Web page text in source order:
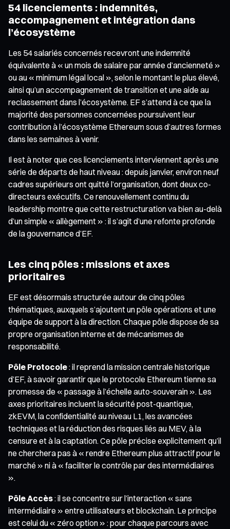
54 licenciements : indemnités,
accompagnement et intégration dans
l’écosystème
Les 54 salariés concernés recevront une indemnité
équivalente à « un mois de salaire par année d’ancienneté »
ou au « minimum légal local », selon le montant le plus élevé,
ainsi qu’un accompagnement de transition et une aide au
reclassement dans l’écosystème. EF s’attend à ce que la
majorité des personnes concernées poursuivent leur
contribution à l’écosystème Ethereum sous d’autres formes
dans les semaines à venir.
Il est à noter que ces licenciements interviennent après une
série de départs de haut niveau : depuis janvier, environ neuf
cadres supérieurs ont quitté l’organisation, dont deux co-
directeurs exécutifs. Ce renouvellement continu du
leadership montre que cette restructuration va bien au-delà
d’un simple « allègement » : il s’agit d’une refonte profonde
de la gouvernance d’EF.
Les cinq pôles : missions et axes
prioritaires
EF est désormais structurée autour de cinq pôles
thématiques, auxquels s’ajoutent un pôle opérations et une
équipe de support à la direction. Chaque pôle dispose de sa
propre organisation interne et de mécanismes de
responsabilité.
Pôle Protocole: il reprend la mission centrale historique
d’EF, à savoir garantir que le protocole Ethereum tienne sa
promesse de « passage à l’échelle auto-souverain ». Les
axes prioritaires incluent la sécurité post-quantique,
zkEVM, la confidentialité au niveau L1, les avancées
techniques et la réduction des risques liés au MEV, à la
censure et à la captation. Ce pôle précise explicitement qu’il
ne cherchera pas à « rendre Ethereum plus attractif pour le
marché » ni à « faciliter le contrôle par des intermédiaires
».
Pôle Accès: il se concentre sur l’interaction « sans
intermédiaire » entre utilisateurs et blockchain. Le principe
est celui du « zéro option » : pour chaque parcours avec